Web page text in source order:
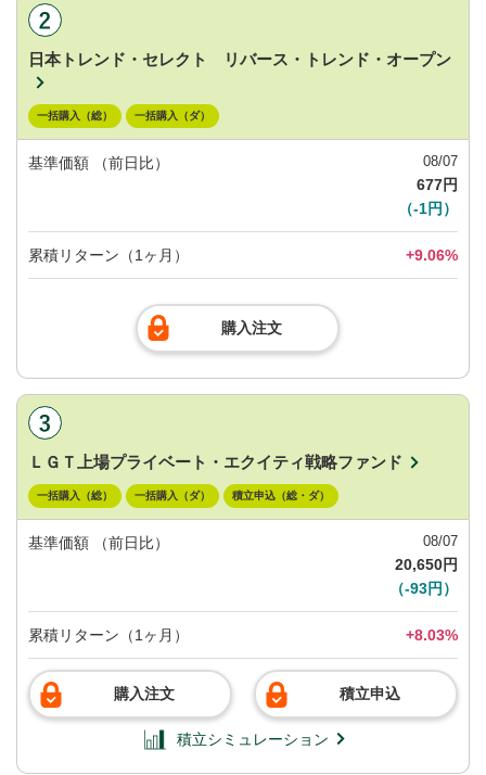
日本トレンド・セレクト リバース・トレンド・オープン
一括購入（総） 一括購入（ダ）
基準価額 （前日比） 08/07
677円
（-1円）
累積リターン（1ヶ月） +9.06%
購入注文
ＬＧＴ上場プライベート・エクイティ戦略ファンド
一括購入（総） 一括購入（ダ） 積立申込（総・ダ）
基準価額 （前日比） 08/07
20,650円
（-93円）
累積リターン（1ヶ月） +8.03%
購入注文 積立申込
積立シミュレーション